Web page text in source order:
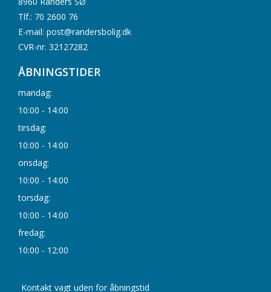
Tlf.: 70 2600 76
E-mail: post@randersbolig.dk
CVR-nr. 32127282
ÅBNINGSTIDER
mandag:
10:00 - 14:00
tirsdag:
10:00 - 14:00
onsdag:
10:00 - 14:00
torsdag:
10:00 - 14:00
fredag:
10:00 - 12:00
Kontakt vagt uden for åbningstid